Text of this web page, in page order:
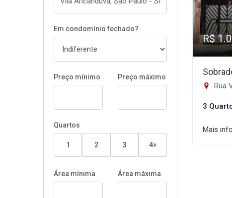
Em condomínio fechado?
Preço mínimo Preço máximo
Quartos
1 2 3 4+
Área mínima Área máxima
R$
Rua
3
Mais